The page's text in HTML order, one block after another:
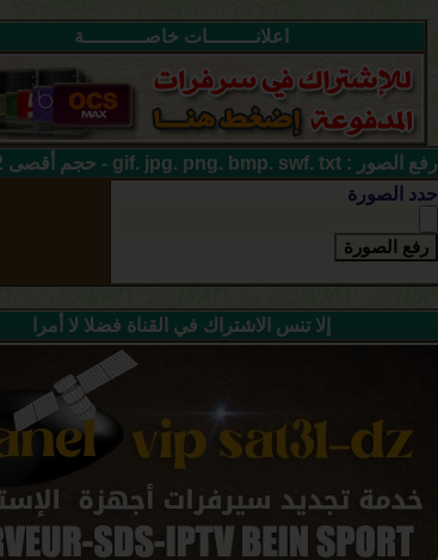
اعلانــــــــات خاصــــــــــة
رفع الصور : gif. jpg. png. bmp. swf. txt - حجم أقصى 2 ميغـــــا
حدد الصورة
إلا تنس الاشتراك في القناة فضلا لا أمرا